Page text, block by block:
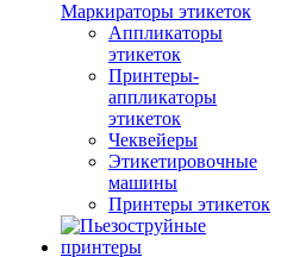
Маркираторы этикеток
Аппликаторы
этикеток
Принтеры-
аппликаторы
этикеток
Чеквейеры
Этикетировочные
машины
Принтеры этикеток